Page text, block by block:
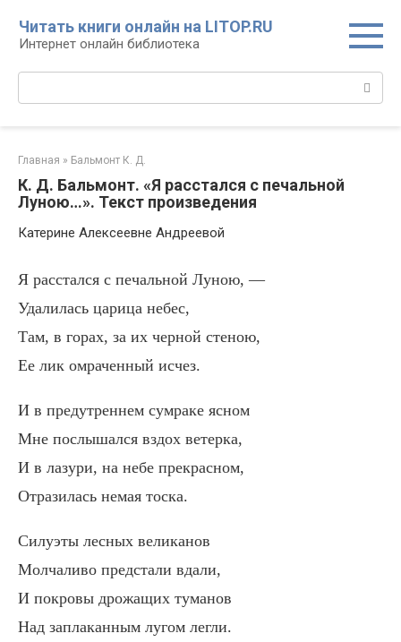
контенту
Читать книги онлайн на LITOP.RU
Интернет онлайн библиотека
Главная » Бальмонт К. Д.
К. Д. Бальмонт. «Я расстался с печальной
Луною…». Текст произведения
Катерине Алексеевне Андреевой
Я расстался с печальной Луною, —
Удалилась царица небес,
Там, в горах, за их черной стеною,
Ее лик омраченный исчез.
И в предутреннем сумраке ясном
Мне послышался вздох ветерка,
И в лазури, на небе прекрасном,
Отразилась немая тоска.
Силуэты лесных великанов
Молчаливо предстали вдали,
И покровы дрожащих туманов
Над заплаканным лугом легли.